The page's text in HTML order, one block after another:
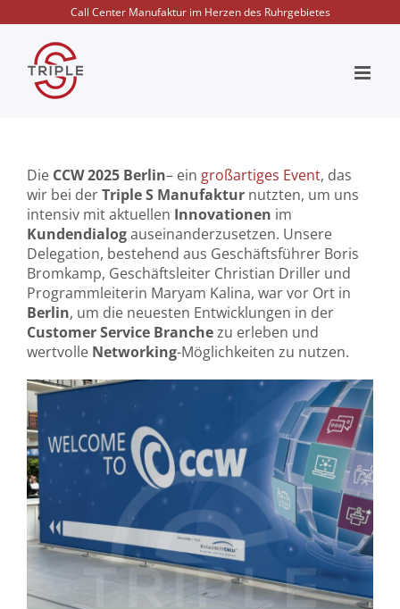
Inhalt
springen
Call Center Manufaktur im Herzen des Ruhrgebietes
Die CCW 2025 Berlin– ein großartiges Event, das
wir bei derTriple S Manufakturnutzten, um uns
intensiv mit aktuellen Innovationen im
Kundendialogauseinanderzusetzen. Unsere
Delegation, bestehend aus Geschäftsführer Boris
Bromkamp, Geschäftsleiter Christian Driller und
Programmleiterin Maryam Kalina, war vor Ort in
Berlin, um die neuesten Entwicklungen in der
Customer Service Branchezu erleben und
wertvolle Networking-Möglichkeiten zu nutzen.